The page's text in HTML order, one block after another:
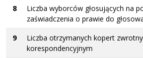
8
Liczba wyborców głosujących na
zaświadczenia o prawie do
9
Liczba otrzymanych kopert
korespondencyjnym